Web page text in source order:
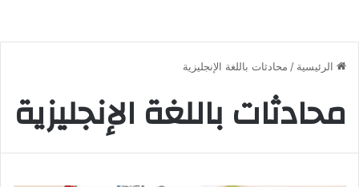
الرئيسية / محادثات باللغة الإنجليزية
محادثات باللغة الإنجليزية